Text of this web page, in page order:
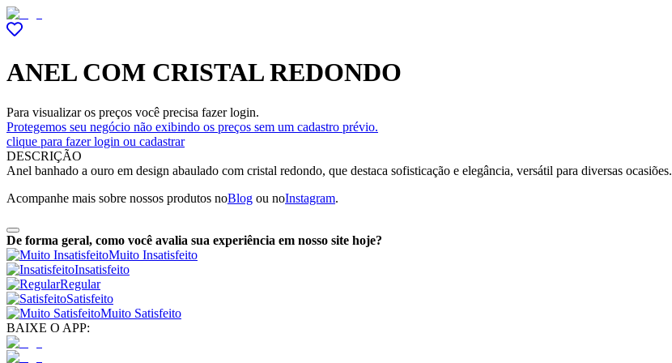
ANEL COM CRISTAL REDONDO
Para visualizar os preços você precisa fazer login.
Protegemos seu negócio não exibindo os preços sem um cadastro prévio.
clique para fazer login ou cadastrar
DESCRIÇÃO
Anel banhado a ouro em design abaulado com cristal redondo, que destaca sofisticação e elegância, versátil para diversas ocasiões.
Acompanhe mais sobre nossos produtos noBlog ou noInstagram.
De forma geral, como você avalia sua experiência em nosso site hoje?
Muito Insatisfeito
Insatisfeito
Regular
Satisfeito
Muito Satisfeito
BAIXE O APP: